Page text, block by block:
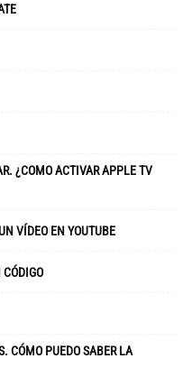
¿COMO ACTIVAR APPLE TV
VÍDEO EN YOUTUBE
CÓMO PUEDO SABER LA